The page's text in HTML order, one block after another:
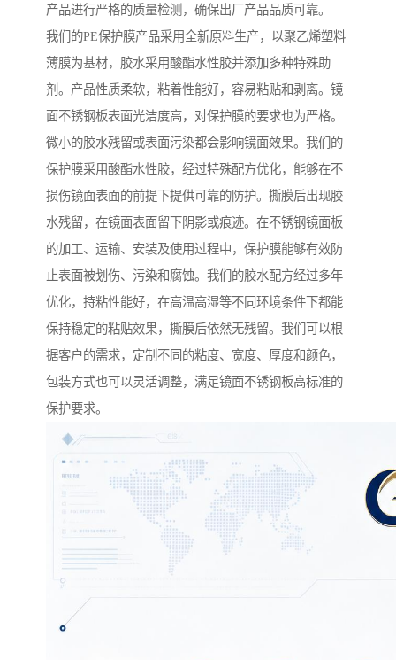
产品进行严格的质量检测，确保出厂产品品质可靠。
我们的PE保护膜产品采用全新原料生产，以聚乙烯塑料
薄膜为基材，胶水采用酸酯水性胶并添加多种特殊助
剂。产品性质柔软，粘着性能好，容易粘贴和剥离。镜
面不锈钢板表面光洁度高，对保护膜的要求也为严格。
微小的胶水残留或表面污染都会影响镜面效果。我们的
保护膜采用酸酯水性胶，经过特殊配方优化，能够在不
损伤镜面表面的前提下提供可靠的防护。撕膜后出现胶
水残留，在镜面表面留下阴影或痕迹。在不锈钢镜面板
的加工、运输、安装及使用过程中，保护膜能够有效防
止表面被划伤、污染和腐蚀。我们的胶水配方经过多年
优化，持粘性能好，在高温高湿等不同环境条件下都能
保持稳定的粘贴效果，撕膜后依然无残留。我们可以根
据客户的需求，定制不同的粘度、宽度、厚度和颜色，
包装方式也可以灵活调整，满足镜面不锈钢板高标准的
保护要求。